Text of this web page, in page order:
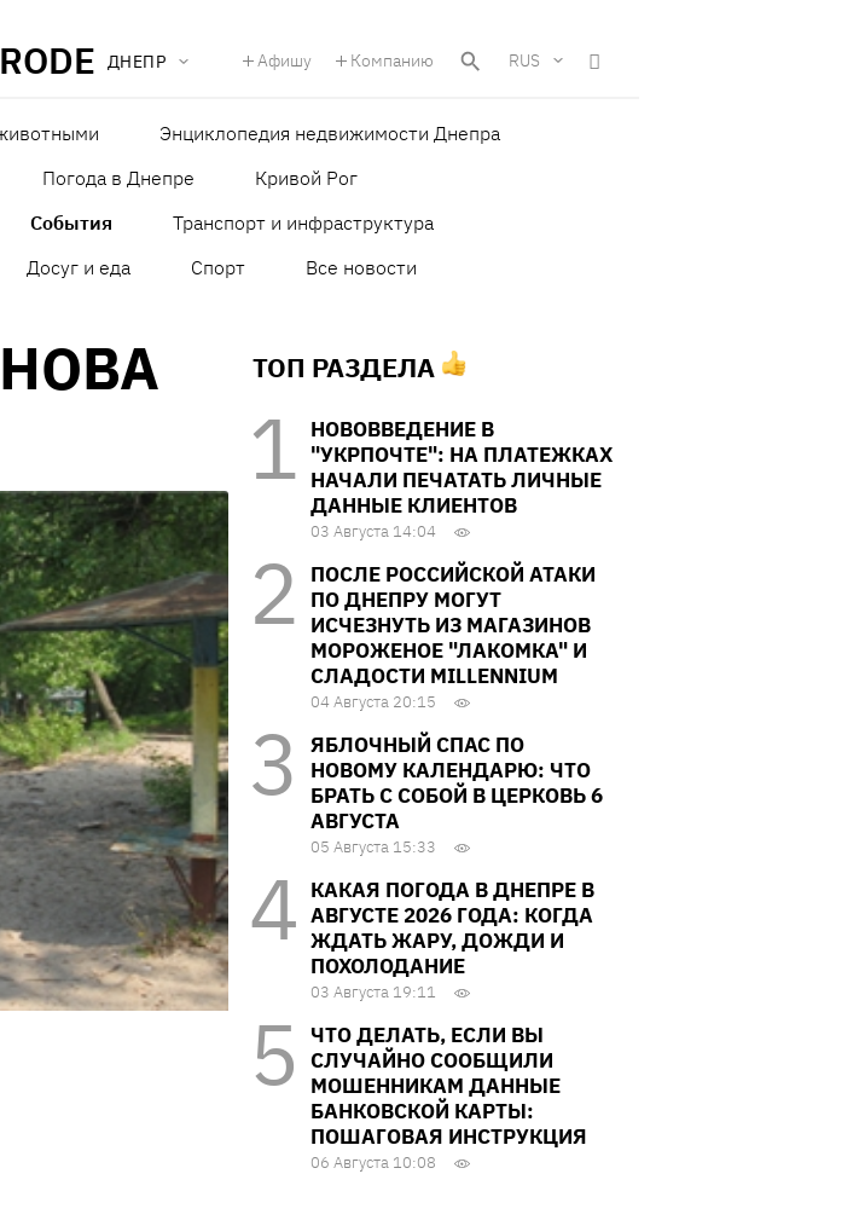
ДНЕПР Афишу Компанию RUS
Энциклопедия недвижимости Днепра
Погода в Днепре
Кривой Рог
События
Транспорт и инфраструктура
Досуг и еда Спорт Все новости
ТОП РАЗДЕЛА
НОВОВВЕДЕНИЕ В
"УКРПОЧТЕ": НА ПЛАТЕЖКАХ
НАЧАЛИ ПЕЧАТАТЬ ЛИЧНЫЕ
ДАННЫЕ КЛИЕНТОВ
03 Августа 14:04
ПОСЛЕ РОССИЙСКОЙ АТАКИ
ПО ДНЕПРУ МОГУТ
ИСЧЕЗНУТЬ ИЗ МАГАЗИНОВ
МОРОЖЕНОЕ "ЛАКОМКА" И
СЛАДОСТИ MILLENNIUM
04 Августа 20:15
ЯБЛОЧНЫЙ СПАС ПО
НОВОМУ КАЛЕНДАРЮ: ЧТО
БРАТЬ С СОБОЙ В ЦЕРКОВЬ 6
АВГУСТА
05 Августа 15:33
КАКАЯ ПОГОДА В ДНЕПРЕ В
АВГУСТЕ 2026 ГОДА: КОГДА
ЖДАТЬ ЖАРУ, ДОЖДИ И
ПОХОЛОДАНИЕ
03 Августа 19:11
ЧТО ДЕЛАТЬ, ЕСЛИ ВЫ
СЛУЧАЙНО СООБЩИЛИ
МОШЕННИКАМ ДАННЫЕ
БАНКОВСКОЙ КАРТЫ:
ПОШАГОВАЯ ИНСТРУКЦИЯ
06 Августа 10:08